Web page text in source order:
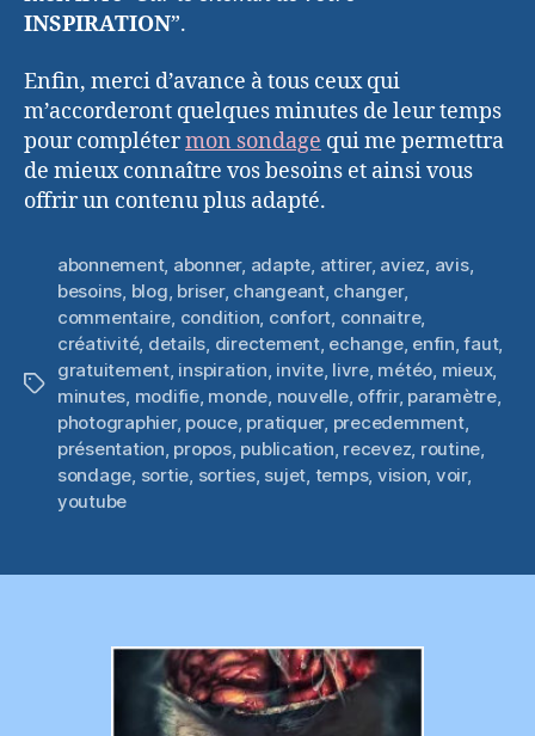
INSPIRATION”.
Enfin, merci d’avance à tous ceux qui
m’accorderont quelques minutes de leur temps
pour complétermon sondage qui me permettra
de mieux connaître vos besoins et ainsi vous
offrir un contenu plus adapté.
Étiquettes
abonnement, abonner, adapte attirer, aviez avis,
besoins blog briser, changeant, changer,
commentaire condition confort connaitre,
créativité, details directement, echange, enfin ,faut,
gratuitement, inspiration invite, livre, météo mieux,
minutes modifie, monde nouvelle, offrir, paramètre,
photographier, pouce, pratiquer, precedemment,
présentation propos, publication recevez routine
sondage sortie sorties, sujet temps, vision voir,
youtube